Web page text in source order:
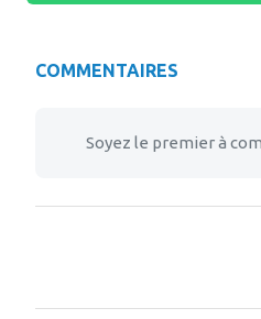
COMMENTAIRES
Soyez le premier à